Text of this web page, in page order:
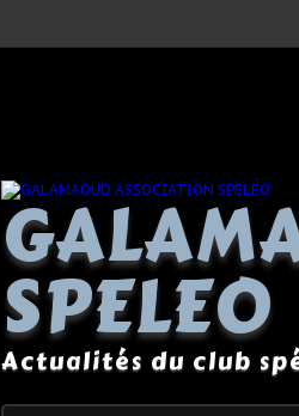
SPELEO
Actualités du club